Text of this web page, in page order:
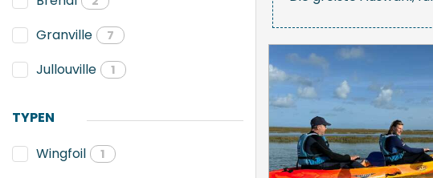
Granville 7
Jullouville 1
TYPEN
Wingfoil
1